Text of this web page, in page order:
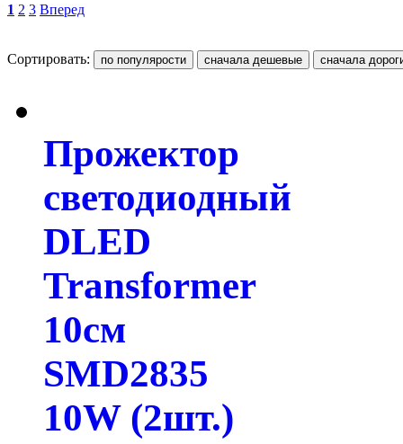
1 2 3 Вперед
Сортировать:
Прожектор
светодиодный
DLED
Transformer
10см
SMD2835
10W (2шт.)